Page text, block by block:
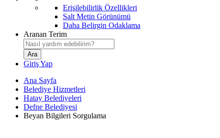
Erişilebilirlik Özellikleri
Salt Metin Görünümü
Daha Belirgin Odaklama
Aranan Terim
Giriş Yap
Ana Sayfa
Belediye Hizmetleri
Hatay Belediyeleri
Defne Belediyesi
Beyan Bilgileri Sorgulama